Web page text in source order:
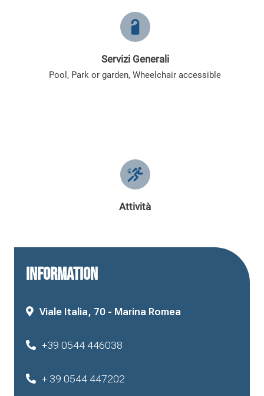
Servizi Generali
Pool , Park or garden, Wheelchair accessible
Attività
INFORMATION
Viale Italia, 70 - Marina Romea
+39 0544 446038
+ 39 0544 447202